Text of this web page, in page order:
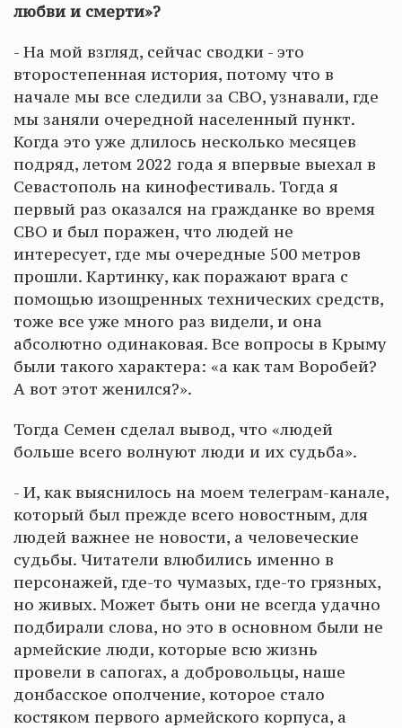
любви и смерти»?
- На мой взгляд, сейчас сводки - это
второстепенная история, потому что в
начале мы все следили за СВО, узнавали, где
мы заняли очередной населенный пункт.
Когда это уже длилось несколько месяцев
подряд, летом 2022 года я впервые выехал в
Севастополь на кинофестиваль. Тогда я
первый раз оказался на гражданке во время
СВО и был поражен, что людей не
интересует, где мы очередные 500 метров
прошли. Картинку, как поражают врага с
помощью изощренных технических средств,
тоже все уже много раз видели, и она
абсолютно одинаковая. Все вопросы в Крыму
были такого характера: «а как там Воробей?
А вот этот женился?».
Тогда Семен сделал вывод, что «людей
больше всего волнуют люди и их судьба».
- И, как выяснилось на моем телеграм-канале,
который был прежде всего новостным, для
людей важнее не новости, а человеческие
судьбы. Читатели влюбились именно в
персонажей, где-то чумазых, где-то грязных,
но живых. Может быть они не всегда удачно
подбирали слова, но это в основном были не
армейские люди, которые всю жизнь
провели в сапогах, а добровольцы, наше
донбасское ополчение, которое стало
костяком первого армейского корпуса, а